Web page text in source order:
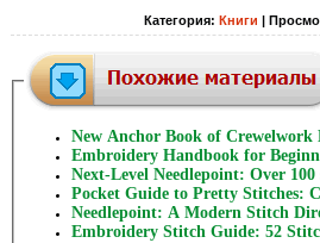
Категория: Книги
New Anchor Book of Crewelwork
Embroidery Handbook for
Next-Level Needlepoint: Over
Pocket Guide to Pretty Stitches:
Needlepoint: A Modern Stitch
Embroidery Stitch Guide: 52